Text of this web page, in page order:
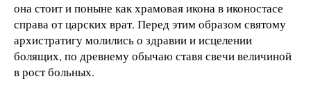
она стоит и поныне как храмовая икона в иконостасе
справа от царских врат. Перед этим образом святому
архистратигу молились о здравии и исцелении
болящих, по древнему обычаю ставя свечи величиной
в рост больных.